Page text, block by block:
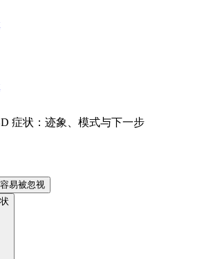
症状：迹象、模式与下一步
易被忽视